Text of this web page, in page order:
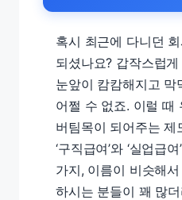
혹시 최근에 다니던
되셨나요? 갑작스럽
눈앞이 캄캄해지고 막
어쩔 수 없죠. 이럴 때
버팀목이 되어주는 제
‘구직급여’와 ‘실업급
가지, 이름이 비슷해
하시는 분들이 꽤 많